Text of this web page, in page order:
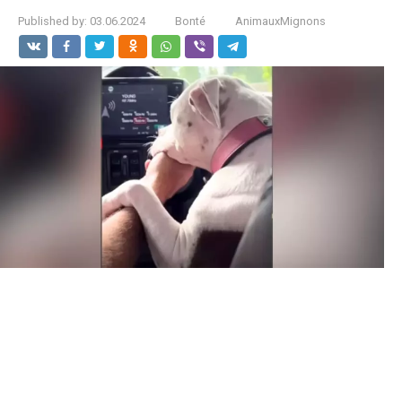
Published by: 03.06.2024 Bonté AnimauxMignons